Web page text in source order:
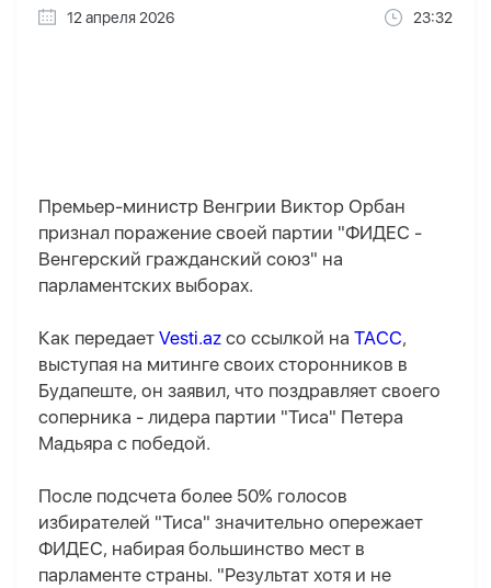
12 апреля 2026 23:32
Премьер-министр Венгрии Виктор Орбан
признал поражение своей партии "ФИДЕС -
Венгерский гражданский союз" на
парламентских выборах.
Как передает Vesti.az со ссылкой на ТАСС,
выступая на митинге своих сторонников в
Будапеште, он заявил, что поздравляет своего
соперника - лидера партии "Тиса" Петера
Мадьяра с победой.
После подсчета более 50% голосов
избирателей "Тиса" значительно опережает
ФИДЕС, набирая большинство мест в
парламенте страны. "Результат хотя и не